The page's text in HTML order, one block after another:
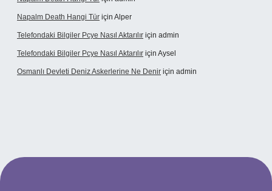
Napalm Death Hangi Tür için Alper
Telefondaki Bilgiler Pcye Nasıl Aktarılır için admin
Telefondaki Bilgiler Pcye Nasıl Aktarılır için Aysel
Osmanlı Devleti Deniz Askerlerine Ne Denir için admin